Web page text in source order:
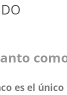
es el único